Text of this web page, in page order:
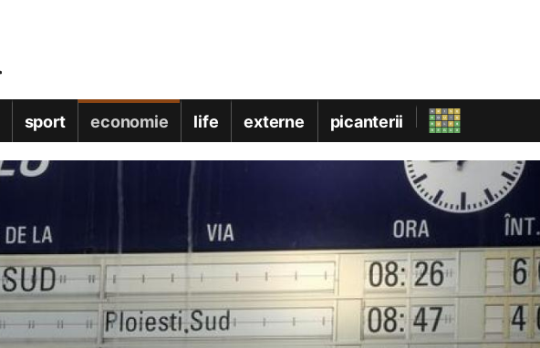
sport economie life externe picanterii